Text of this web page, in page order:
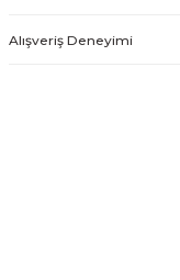
Alışveriş Deneyimi